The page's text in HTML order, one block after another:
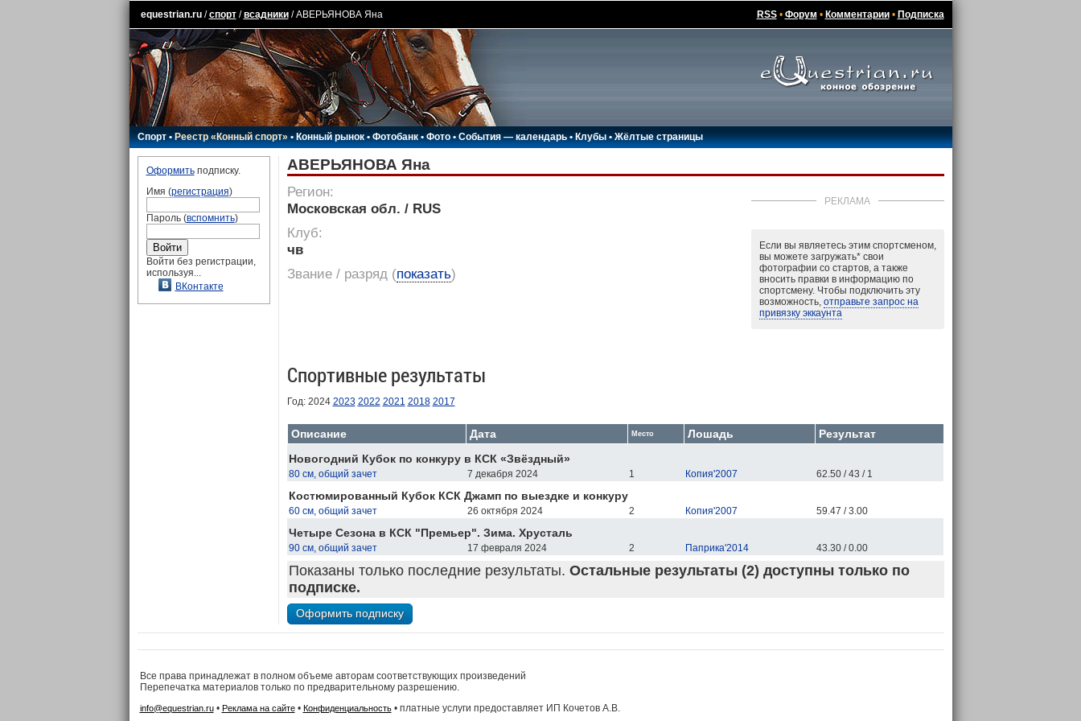
equestrian.ru/спорт/всадники/ АВЕРЬЯНОВА Яна RSS• Форум • Комментарии• Подписка
Спорт•Реестр «Конный спорт»•Конный рынок•Фотобанк •Фото•События — календарь•Клубы •Жёлтые страницы
Оформитьподписку.
Имя (регистрация)
Пароль (вспомнить)
Войти без регистрации,
используя...
ВКонтакте
АВЕРЬЯНОВА Яна
РЕКЛАМА
Если вы являетесь этим спортсменом,
вы можете загружать*свои
фотографии со стартов, а также
вносить правки в информацию по
спортсмену. Чтобы подключить эту
возможность, отправьте запрос на
привязку эккаунта
Регион:
Московская обл. / RUS
Клуб:
чв
Звание / разряд(показать)
Спортивные результаты
Год: 2024 2023 2022 2021 2018 2017
Описание Дата Место Лошадь
Результат
Новогодний Кубок по конкуру в КСК «Звёздный»
80 см, общий зачет 7 декабря 2024 1 Копия'2007 62.50 / 43 / 1
Костюмированный Кубок КСК Джамп по выездке и конкуру
60 см, общий зачет 26 октября 2024 2 Копия'2007 59.47 / 3.00
Четыре Сезона в КСК "Премьер". Зима. Хрусталь
90 см, общий зачет 17 февраля 2024 2 Паприка'2014 43.30 / 0.00
Показаны только последние результаты. Остальные результаты (2) доступны только по
подписке.
Все права принадлежат в полном объеме авторам соответствующих произведений
Перепечатка материалов только по предварительному разрешению.
info@equestrian.ru• Реклама на сайте• Конфиденциальность• платные услуги предоставляет ИП Кочетов А.В.